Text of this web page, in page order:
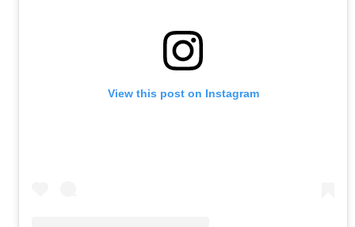
View this post on Instagram